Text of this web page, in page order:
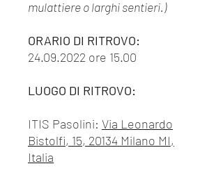
mulattiere o larghi sentieri.)
ORARIO DI RITROVO:
24.09.2022 ore 15.00
LUOGO DI RITROVO:
ITIS Pasolini: Via Leonardo
Bistolfi, 15, 20134 Milano MI,
Italia